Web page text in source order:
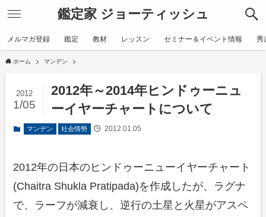
鑑定家 ジョーティッシュ
メルマガ登録 鑑定 教材 レッスン セミナー＆イベント情報 秀
ホーム マンデン
2012年～2014年ヒンドゥーニュ
ーイヤーチャートについて
2012
1/05
マンデン 社会情勢 2012.01.05
2012年の日本のヒンドゥーニューイヤーチャート
(Chaitra Shukla Pratipada)を作成したが、ラグナ
で、ラーフが減衰し、逆行の土星と火星がアスペ